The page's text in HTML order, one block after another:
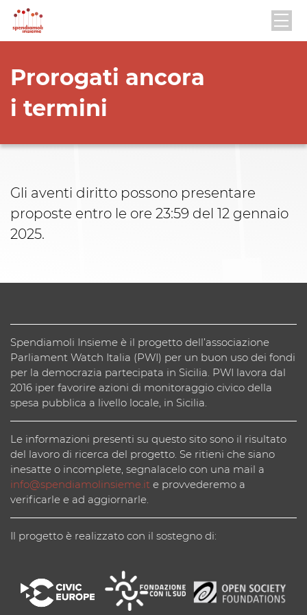
Prorogati ancora
i termini
Gli aventi diritto possono presentare
proposte entro le ore 23:59 del 12 gennaio
2025.
Spendiamoli Insieme è il progetto dell’associazione
Parliament Watch Italia (PWI) per un buon uso dei fondi
per la democrazia partecipata in Sicilia. PWI lavora dal
2016 iper favorire azioni di monitoraggio civico della
spesa pubblica a livello locale, in Sicilia.
Le informazioni presenti su questo sito sono il risultato
del lavoro di ricerca del progetto. Se ritieni che siano
inesatte o incomplete, segnalacelo con una mail a
info@spendiamolinsieme.it e provvederemo a
verificarle e ad aggiornarle.
Il progetto è realizzato con il sostegno di: